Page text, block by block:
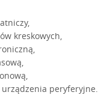
kreskowych,
peryferyjne.